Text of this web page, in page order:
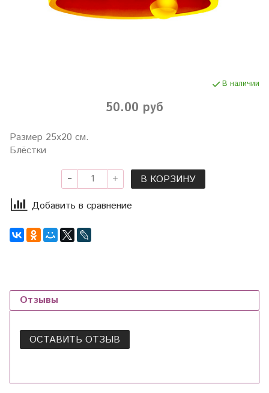
В наличии
50.00 руб
Размер 25х20 см.
Блёстки
В КОРЗИНУ
Добавить в сравнение
Отзывы
ОСТАВИТЬ ОТЗЫВ